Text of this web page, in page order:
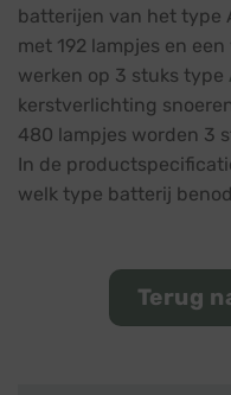
batterijen van het type
met 192 lampjes en
werken op 3 stuks type
kerstverlichting
480 lampjes worden 3
In de
welk type batterij
Terug